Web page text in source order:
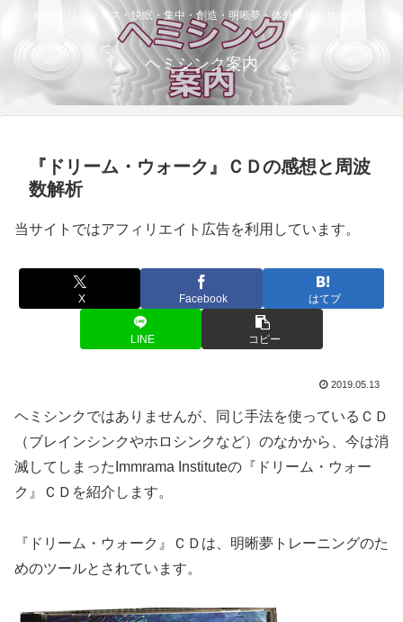
瞑想・リラックス・快眠・集中・創造・明晰夢・体外離脱をサポート
ヘミシンク案内
『ドリーム・ウォーク』ＣＤの感想と周波
数解析
当サイトではアフィリエイト広告を利用しています。
X Facebook はてブ
LINE コピー
2019.05.13
ヘミシンクではありませんが、同じ手法を使っているＣＤ
（ブレインシンクやホロシンクなど）のなかから、今は消
滅してしまったImmrama Instituteの『ドリーム・ウォー
ク』ＣＤを紹介します。
『ドリーム・ウォーク』ＣＤは、 明晰夢トレーニングのた
めのツールとされています。